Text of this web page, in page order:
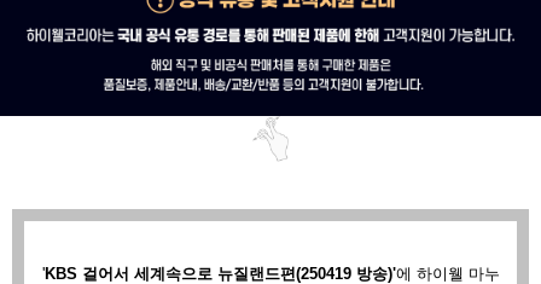
'KBS 걸어서 세계속으로 뉴질랜드편(250419 방송)'에 하이웰 마누